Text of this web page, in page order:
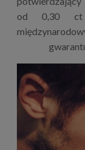
od 0,30 ct